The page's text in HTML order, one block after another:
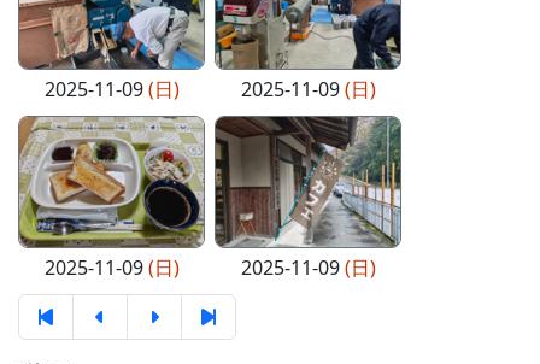
2025-11-09(日) 2025-11-09(日)
2025-11-09(日) 2025-11-09(日)